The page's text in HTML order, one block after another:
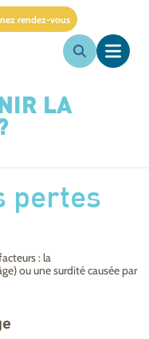
rendez-vous
LA
pertes
: la
ou une surdité causée par